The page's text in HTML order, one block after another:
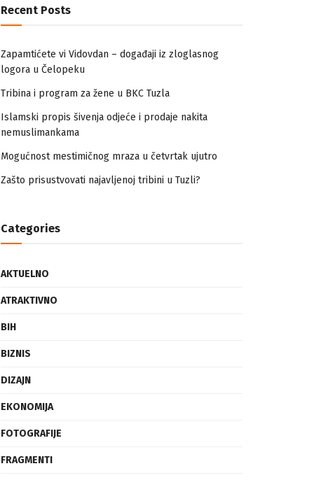
Recent Posts
Zapamtićete vi Vidovdan – događaji iz zloglasnog
logora u Čelopeku
Tribina i program za žene u BKC Tuzla
Islamski propis šivenja odjeće i prodaje nakita
nemuslimankama
Mogućnost mestimičnog mraza u četvrtak ujutro
Zašto prisustvovati najavljenoj tribini u Tuzli?
Categories
AKTUELNO
ATRAKTIVNO
BIH
BIZNIS
DIZAJN
EKONOMIJA
FOTOGRAFIJE
FRAGMENTI